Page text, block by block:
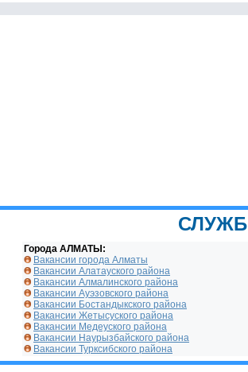
Города АЛМАТЫ:
Вакансии города Алматы
Вакансии Алатауского района
Вакансии Алмалинского района
Вакансии Ауэзовского района
Вакансии Бостандыкского района
Вакансии Жетысуского района
Вакансии Медеуского района
Вакансии Наурызбайского района
Вакансии Турксибского района